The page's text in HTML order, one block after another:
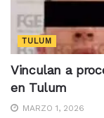
TULUM
Vinculan a
en Tulum
MARZO 1, 2026